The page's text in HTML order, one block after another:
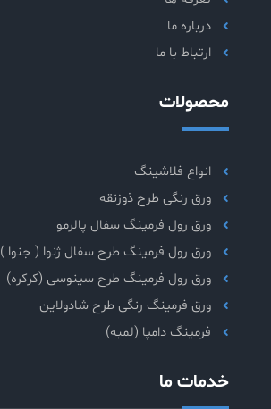
درباره ما
ارتباط با ما
محصولات
انواع فلاشینگ
ورق رنگی طرح ذوزنقه
ورق رول فرمینگ سفال پالرمو
ورق رول فرمینگ طرح سفال ژنوا ( جنوا )
ورق رول فرمینگ طرح سینوسی (کرکره)
ورق فرمینگ رنگی طرح شادولاین
فرمینگ دامپا (لمبه)
خدمات ما